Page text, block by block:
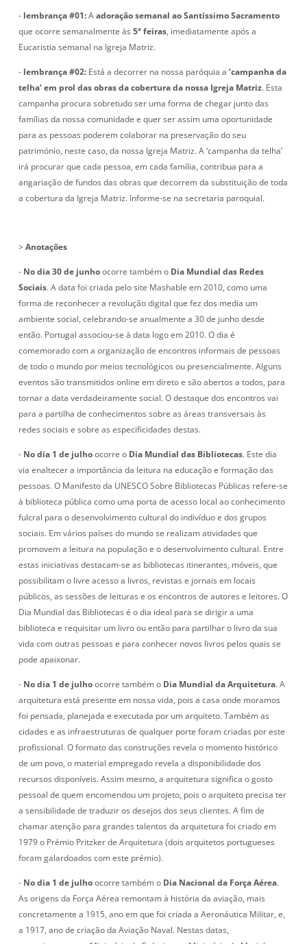
- lembrança #01:Aadoração semanal ao Santíssimo Sacramento
que ocorre semanalmente às5ª feiras, imediatamente após a
Eucaristia semanal na Igreja Matriz.
- lembrança #02: Está a decorrer na nossa paróquia a’campanha da
telha’em prol das obras da cobertura da nossa Igreja Matriz. Esta
campanha procura sobretudo ser uma forma de chegar junto das
famílias da nossa comunidade e quer ser assim uma oportunidade
para as pessoas poderem colaborar na preservação do seu
património, neste caso, da nossa Igreja Matriz. A ‘campanha da telha’
irá procurar que cada pessoa, em cada família, contribua para a
angariação de fundos das obras que decorrem da substituição de toda
a cobertura da Igreja Matriz. Informe-se na secretaria paroquial.
>Anotações
- No dia 30 de junhoocorre também o Dia Mundial das Redes
Sociais. A data foi criada pelo site Mashable em 2010, como uma
forma de reconhecer a revolução digital que fez dos media um
ambiente social, celebrando-se anualmente a 30 de junho desde
então. Portugal associou-se à data logo em 2010. O dia é
comemorado com a organização de encontros informais de pessoas
de todo o mundo por meios tecnológicos ou presencialmente. Alguns
eventos são transmitidos online em direto e são abertos a todos, para
tornar a data verdadeiramente social. O destaque dos encontros vai
para a partilha de conhecimentos sobre as áreas transversais às
redes sociais e sobre as especificidades destas.
- No dia 1 de julhoocorre o Dia Mundial das Bibliotecas. Este dia
via enaltecer a importância da leitura na educação e formação das
pessoas. O Manifesto da UNESCO Sobre Bibliotecas Públicas refere-se
à biblioteca pública como uma porta de acesso local ao conhecimento
fulcral para o desenvolvimento cultural do indivíduo e dos grupos
sociais. Em vários países do mundo se realizam atividades que
promovem a leitura na população e o desenvolvimento cultural. Entre
estas iniciativas destacam-se as bibliotecas itinerantes, móveis, que
possibilitam o livre acesso a livros, revistas e jornais em locais
públicos, as sessões de leituras e os encontros de autores e leitores. O
Dia Mundial das Bibliotecas é o dia ideal para se dirigir a uma
biblioteca e requisitar um livro ou então para partilhar o livro da sua
vida com outras pessoas e para conhecer novos livros pelos quais se
pode apaixonar.
- No dia 1 de julhoocorre também o Dia Mundial da Arquitetura. A
arquitetura está presente em nossa vida, pois a casa onde moramos
foi pensada, planejada e executada por um arquiteto. Também as
cidades e as infraestruturas de qualquer porte foram criadas por este
profissional. O formato das construções revela o momento histórico
de um povo, o material empregado revela a disponibilidade dos
recursos disponíveis. Assim mesmo, a arquitetura significa o gosto
pessoal de quem encomendou um projeto, pois o arquiteto precisa ter
a sensibilidade de traduzir os desejos dos seus clientes. A fim de
chamar atenção para grandes talentos da arquitetura foi criado em
1979 o Prémio Pritzker de Arquitetura (dois arquitetos portugueses
foram galardoados com este prémio).
- No dia 1 de julhoocorre também o Dia Nacional da Força Aérea.
As origens da Força Aérea remontam à história da aviação, mais
concretamente a 1915, ano em que foi criada a Aeronáutica Militar, e,
a 1917, ano de criação da Aviação Naval. Nestas datas,